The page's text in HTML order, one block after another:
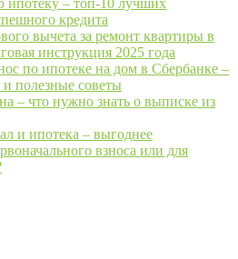
ипотеку – топ-10 лучших
кредита
вычета за ремонт квартиры в
инструкция 2025 года
по ипотеке на дом в Сбербанке –
и полезные советы
– что нужно знать о выписке из
и ипотека – выгоднее
взноса или для